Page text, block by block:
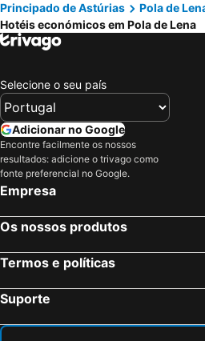
Hostería del Huerna
Hotel Cenera
Castillo Del Bosque La Zoreda
Principado de Astúrias
Pola de
Hotéis económicos em Pola de Lena
Selecione o seu país
Adicionar no Google
Encontre facilmente os nossos
resultados: adicione o trivago como
fonte preferencial no Google.
Empresa
Os nossos produtos
Termos e políticas
Suporte